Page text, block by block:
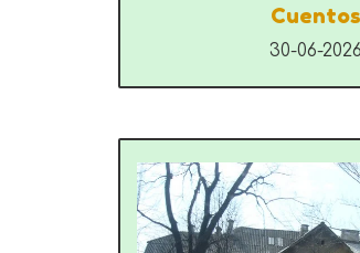
Cuentos
30-06-2026